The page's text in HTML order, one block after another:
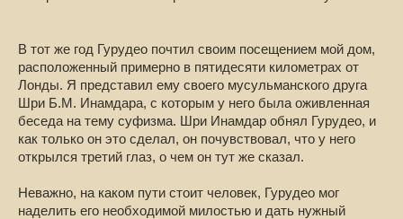
В тот же год Гурудео почтил своим посещением мой дом,
расположенный примерно в пятидесяти километрах от
Лонды. Я представил ему своего мусульманского друга
Шри Б.М. Инамдара, с которым у него была оживленная
беседа на тему суфизма. Шри Инамдар обнял Гурудео, и
как только он это сделал, он почувствовал, что у него
открылся третий глаз, о чем он тут же сказал.
Неважно, на каком пути стоит человек, Гурудео мог
наделить его необходимой милостью и дать нужный